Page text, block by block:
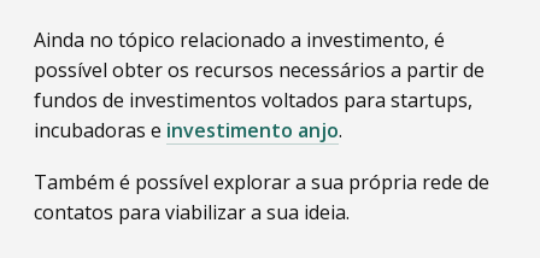
Ainda no tópico relacionado a investimento, é
possível obter os recursos necessários a partir de
fundos de investimentos voltados para startups,
incubadoras e investimento anjo.
Também é possível explorar a sua própria rede de
contatos para viabilizar a sua ideia.